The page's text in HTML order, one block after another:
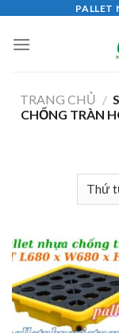
content
PALLET
TRANG CHỦ /
CHỐNG TRÀN